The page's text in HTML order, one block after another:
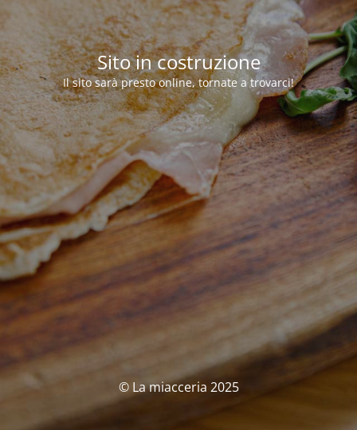
Sito in costruzione
Il sito sarà presto online, tornate a trovarci!
© La miacceria 2025